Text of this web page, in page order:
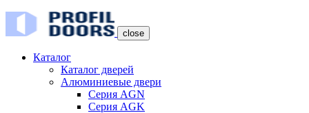
close
Каталог
Каталог дверей
Алюминиевые двери
Серия AGN
Серия AGK